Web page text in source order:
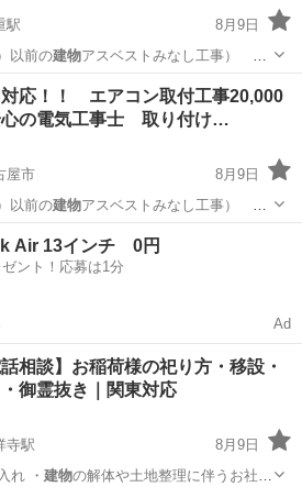
駅
8月9日
以前の建物アスベストみなし工事）
便利屋 取り付け
応！！ エアコン取付工事20,000
の電気工事士 取り付け…
屋市
8月9日
以前の建物アスベストみなし工事）
Air 13インチ 0円
ント！応募は1分
Ad
話相談】お稲荷様の祀り方・移設・
御霊抜き｜関東対応
寺駅
8月9日
れ ・ 建物の解体や土地整理に伴うお社の